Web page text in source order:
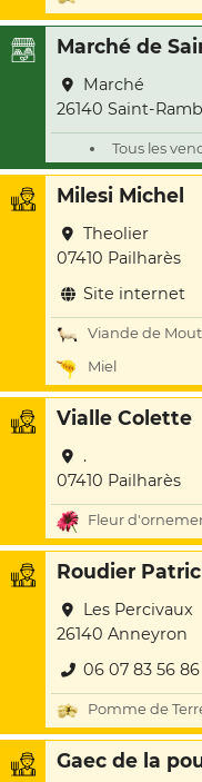
Marché de
Marché
26140 Saint-
Tous les
Milesi Michel
Theolier
07410 Pailharès
Site internet
Viande de
Miel
Vialle Colette
.
07410 Pailharès
Fleur
Roudier
Les Percivaux
26140 Anneyron
06 07 83 56 86
Pomme de
Gaec de la